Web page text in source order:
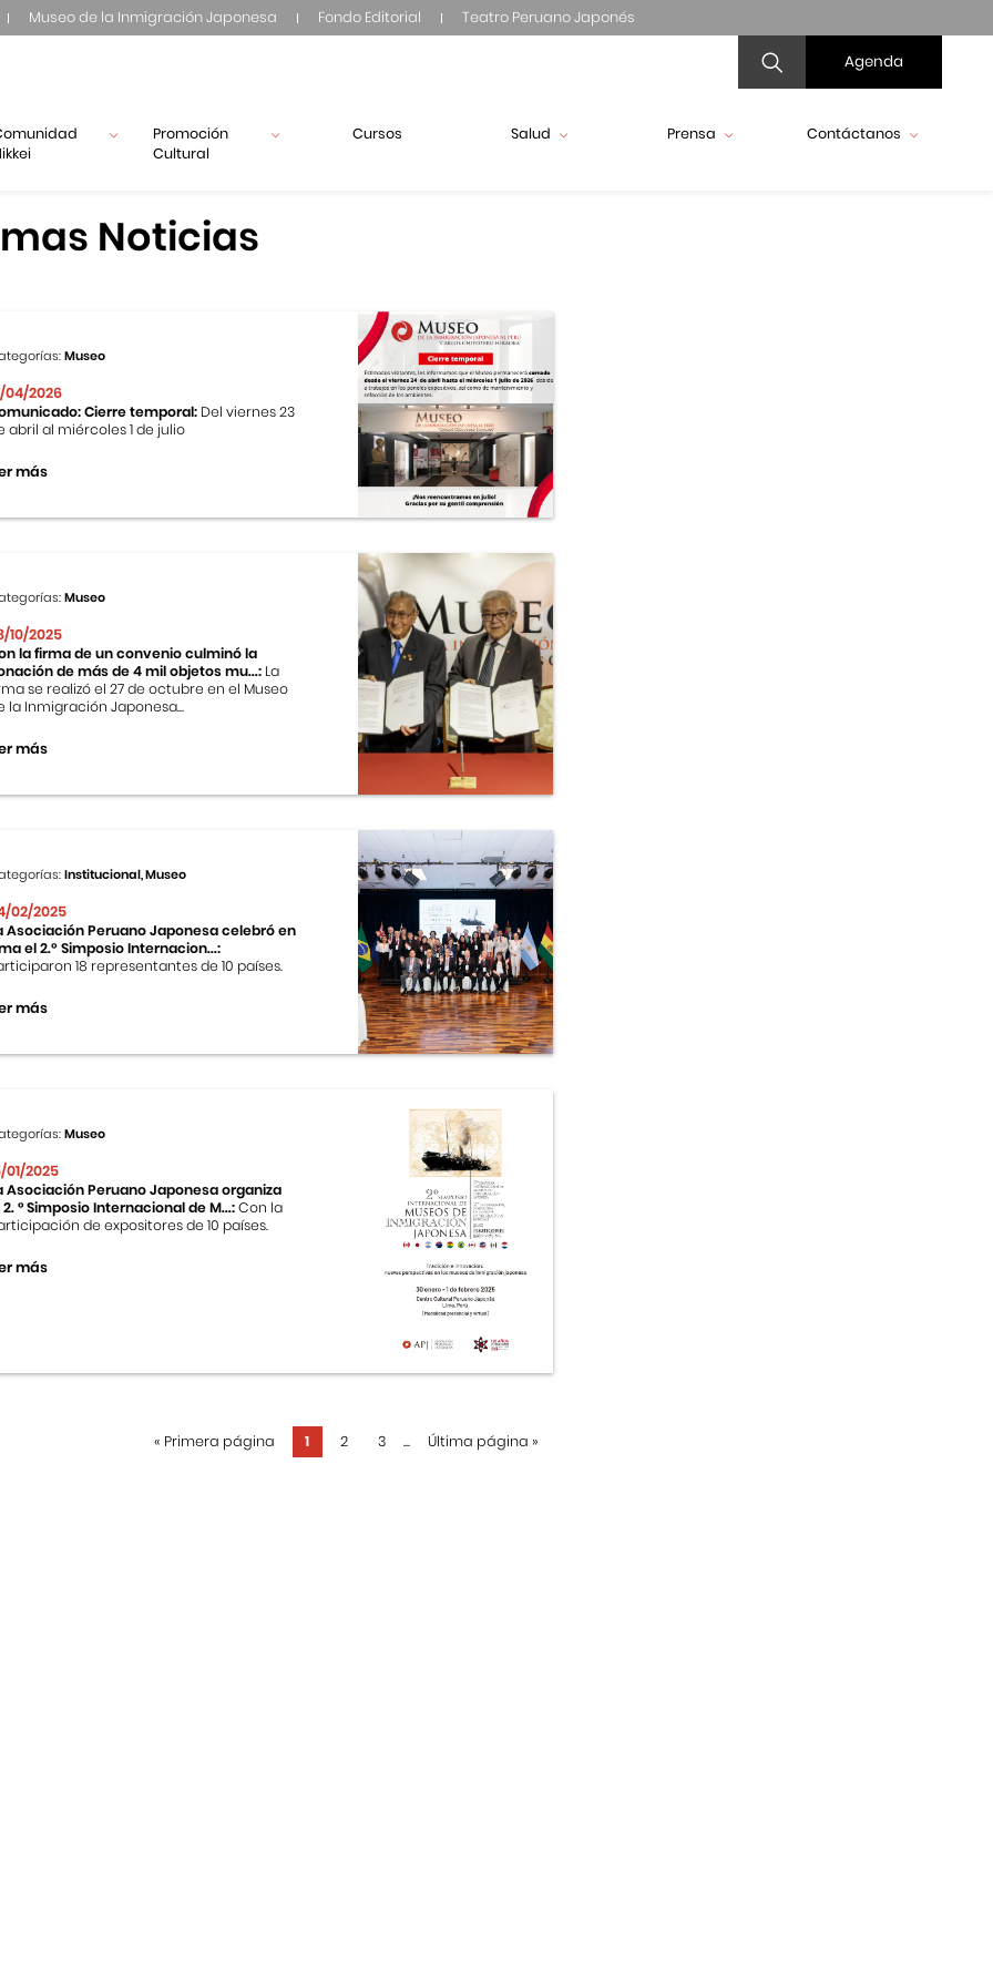
Museo de la Inmigración Japonesa Fondo Editorial Teatro Peruano Japonés
Agenda
Promoción
Cultural
Cursos Salud Prensa Contáctanos
Noticias
Museo
04/2026
Cierre temporal: Del viernes 23
abril al miércoles 1 de julio
más
Museo
10/2025
la firma de un convenio culminó la
de más de 4 mil objetos mu...: La
se realizó el 27 de octubre en el Museo
la Inmigración Japonesa...
más
Institucional, Museo
02/2025
Asociación Peruano Japonesa celebró en
el 2.º Simposio Internacion...:
18 representantes de 10 países.
más
Museo
01/2025
Asociación Peruano Japonesa organiza
2. ° Simposio Internacional de M...:Con la
de expositores de 10 países.
más
« Primera página 1 2 3 ... Última página »